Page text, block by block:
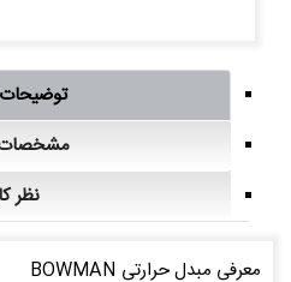
نظر
معرفی مبدل حرارتی BOWMAN